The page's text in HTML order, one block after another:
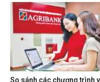
So sánh các chương trình